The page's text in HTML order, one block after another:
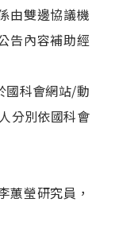
由雙邊協議機
告內容補助經
國科會網站/動
分別依國科會
蕙瑩研究員，